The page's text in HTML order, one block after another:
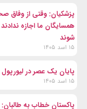
پزشکیان: وقتی از وفاق
همسایگان ما اجازه
شوند
۱۵ اسد ۱۴۰۵
پایان یک عصر در
۱۵ اسد ۱۴۰۵
پاکستان خطاب به